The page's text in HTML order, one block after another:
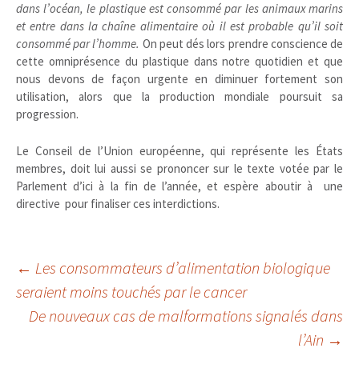
dans l’océan, le plastique est consommé par les animaux marins
et entre dans la chaîne alimentaire où il est probable qu’il soit
consommé par l’homme. On peut dés lors prendre conscience de
cette omniprésence du plastique dans notre quotidien et que
nous devons de façon urgente en diminuer fortement son
utilisation, alors que la production mondiale poursuit sa
progression.
Le Conseil de l’Union européenne, qui représente les États
membres, doit lui aussi se prononcer sur le texte votée par le
Parlement d’ici à la fin de l’année, et espère aboutir à une
directive pour finaliser ces interdictions.
Navigation
des
← Les consommateurs d’alimentation biologique
seraient moins touchés par le cancer
De nouveaux cas de malformations signalés dans
l’Ain →